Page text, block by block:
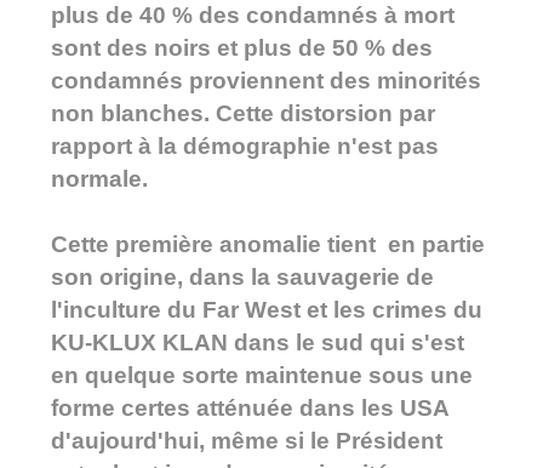
plus de 40 % des condamnés à mort
sont des noirs et plus de 50 % des
condamnés proviennent des minorités
non blanches. Cette distorsion par
rapport à la démographie n'est pas
normale.
Cette première anomalie tient en partie
son origine, dans la sauvagerie de
l'inculture du Far West et les crimes du
KU-KLUX KLAN dans le sud qui s'est
en quelque sorte maintenue sous une
forme certes atténuée dans les USA
d'aujourd'hui, même si le Président